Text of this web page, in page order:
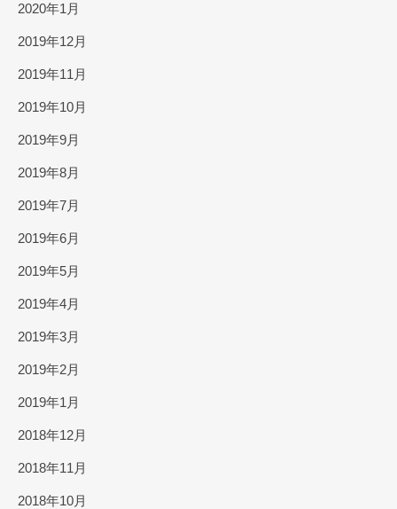
2020年1月
2019年12月
2019年11月
2019年10月
2019年9月
2019年8月
2019年7月
2019年6月
2019年5月
2019年4月
2019年3月
2019年2月
2019年1月
2018年12月
2018年11月
2018年10月